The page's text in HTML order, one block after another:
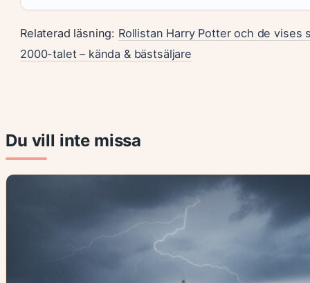
Relaterad läsning: Rollistan Harry Potter och de vises
2000-talet – kända & bästsäljare
Du vill inte missa